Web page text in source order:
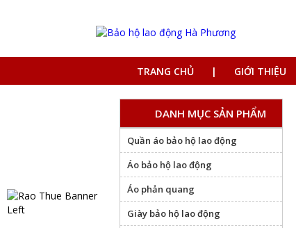
TRANG CHỦ GIỚI THIỆU
DANH MỤC SẢN PHẨM
Quần áo bảo hộ lao động
Áo bảo hộ lao động
Áo phản quang
Giày bảo hộ lao động